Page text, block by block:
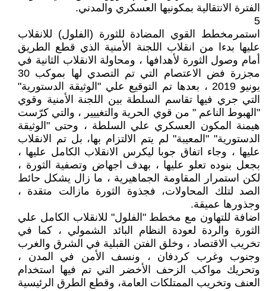
الفترة الانتقالية بمكونيها العسكري والمدني.
5
استمرمخطط القوي المضادة للثورة (الفلول) للانقلاب
عليها بدءا من انقلاب اللجنة الأمنية الذي قطع الطريق
أمام وصول الثورة لأهدافها ، ومحاولة الانقلاب الثانية في
مجزرة فض الاعتصام التي تم التصدي لها بموكب 30
يونيو 2019 ، بعدها تم التوقيع علي "الوثيقة الدستورية"
التي جري فيها تقاسم السلطة بين اللجنة الأمنية وقوي
"الهبوط الناعم " من قوي الحرية والتغييير ، والتي كرّست
هيمنة المكون العسكري علي السلطة ، وحتى "الوثيقة
الدستورية" "المعيبة" لم يتم الالتزام بها، بل تم الانقلاب
عليها ، وجاء اتفاق جوبا ليكرس الانقلاب الكامل عليها ،
بجعل بنوده تعلو عليها ، بهدف اجهاض وتصفية الثورة ،
لكن استمرار المقاومة الجماهيرية ، ما زال يشكل حائط
الصد لتلك المحاولات، فجذوة الثورة مازالت متقدة ،
وجذورها عميقة.
اضافة للتهاون مع مخطط "الفلول" للانقلاب الكامل علي
الثورة والردة لعودة النظام البائد الشمولي ، كما في
تخريب الاقتصاد ، وخلق الفتن القبلية في الشرق والغرب
وجنوب وغرب كردفان ، ونسف الأمن في المدن ،
وتحريك مواكب الزحف الأخضر التي تم فيها استخدام
العنف وتخريب الممتلكات العامة، وقطع الطرق الرئيسية